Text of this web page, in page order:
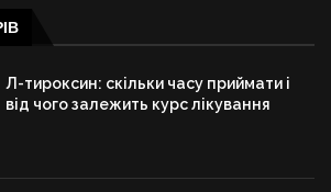
Л-тироксин: скільки часу приймати і
від чого залежить курс лікування